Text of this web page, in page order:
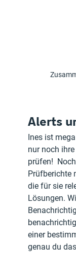
Alerts
Ines ist
nur noch
prüfen!
Prüfberichte
die für sie
Lösungen.
einer
genau du